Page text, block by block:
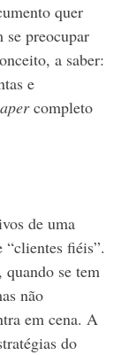
quer
se preocupar
a saber:
e
completo
de uma
“clientes fiéis”.
quando se tem
não
em cena. A
do